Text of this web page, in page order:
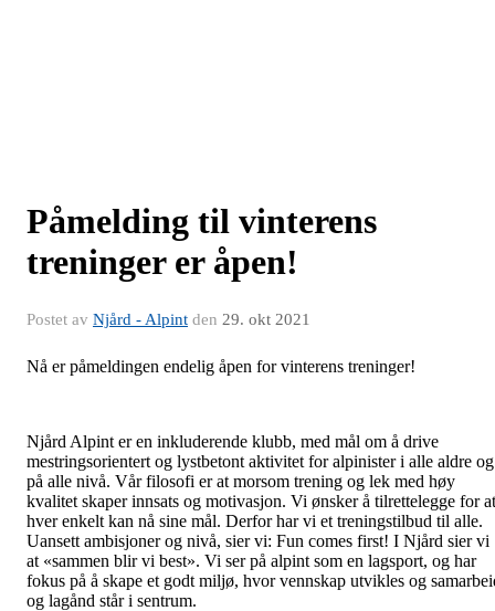
Påmelding til vinterens
treninger er åpen!
Postet av Njård - Alpint den 29. okt 2021
Nå er påmeldingen endelig åpen for vinterens treninger!
Njård Alpint er en inkluderende klubb, med mål om å drive
mestringsorientert og lystbetont aktivitet for alpinister i alle aldre og
på alle nivå. Vår filosofi er at morsom trening og lek med høy
kvalitet skaper innsats og motivasjon. Vi ønsker å tilrettelegge for at
hver enkelt kan nå sine mål. Derfor har vi et treningstilbud til alle.
Uansett ambisjoner og nivå, sier vi: Fun comes first! I Njård sier vi
at «sammen blir vi best». Vi ser på alpint som en lagsport, og har
fokus på å skape et godt miljø, hvor vennskap utvikles og
og lagånd står i sentrum.